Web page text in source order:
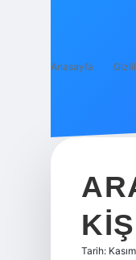
Anasayfa
Tarih: